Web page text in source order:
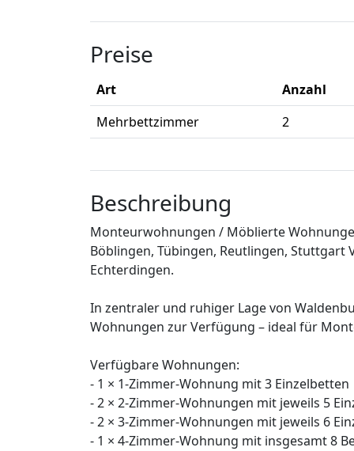
Preise
Art
Anzahl
Mehrbettzimmer
2
Beschreibung
Monteurwohnungen / Möblierte
Böblingen, Tübingen, Reutlingen,
Echterdingen.
In zentraler und ruhiger Lage von
Wohnungen zur Verfügung – ideal für
Verfügbare Wohnungen:
- 1 × 1-Zimmer-Wohnung mit 3 Einzelbetten
- 2 × 2-Zimmer-Wohnungen mit jeweils 5
- 2 × 3-Zimmer-Wohnungen mit jeweils 6
- 1 × 4-Zimmer-Wohnung mit insgesamt 8